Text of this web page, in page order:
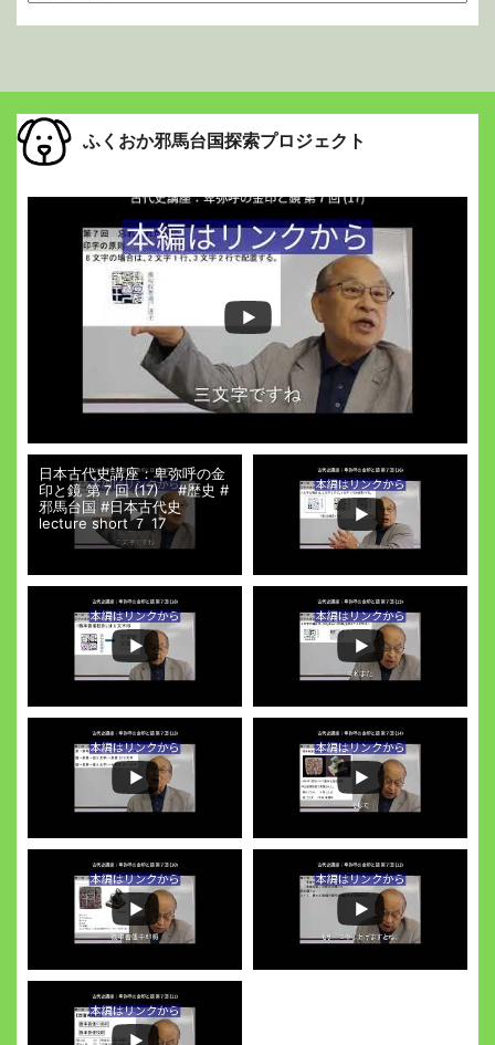
ふくおか邪馬台国探索プロジェクト
日本古代史講座：卑弥呼の金
印と鏡 第７回 (17) #歴史 #
邪馬台国 #日本古代史
lecture short ７ 17